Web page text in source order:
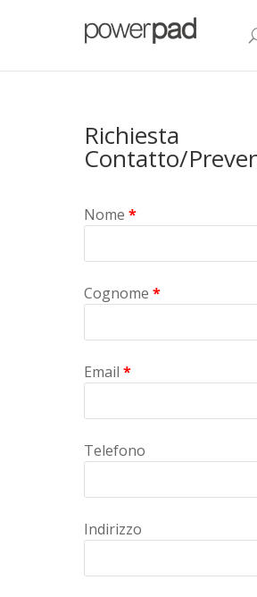
Richiesta
Contatto/
Nome *
Cognome *
Email *
Telefono
Indirizzo